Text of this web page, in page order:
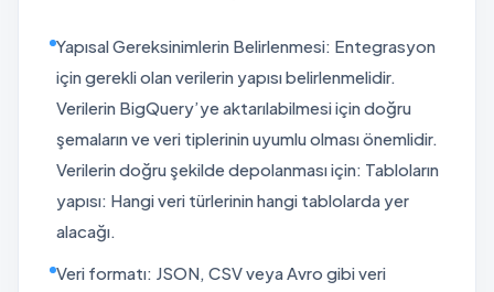
Yapısal Gereksinimlerin Belirlenmesi: Entegrasyon
için gerekli olan verilerin yapısı belirlenmelidir.
Verilerin BigQuery’ye aktarılabilmesi için doğru
şemaların ve veri tiplerinin uyumlu olması önemlidir.
Verilerin doğru şekilde depolanması için: Tabloların
yapısı: Hangi veri türlerinin hangi tablolarda yer
alacağı.
Veri formatı: JSON, CSV veya Avro gibi veri